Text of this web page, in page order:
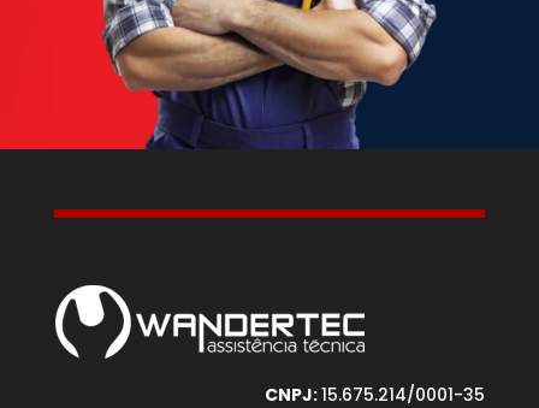
CNPJ:15.675.214/0001-35